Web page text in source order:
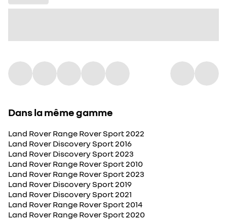
Dans la même gamme
Land Rover Range Rover Sport 2022
Land Rover Discovery Sport 2016
Land Rover Discovery Sport 2023
Land Rover Range Rover Sport 2010
Land Rover Range Rover Sport 2023
Land Rover Discovery Sport 2019
Land Rover Discovery Sport 2021
Land Rover Range Rover Sport 2014
Land Rover Range Rover Sport 2020